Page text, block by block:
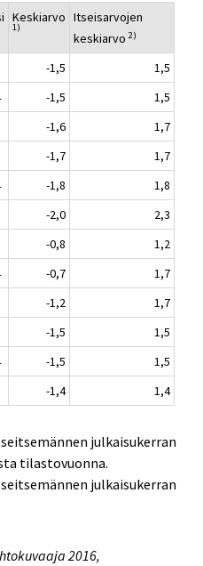
Keskiarvo
1)
Itseisarvojen
keskiarvo 2)
-1,5
1,5
-1,5
1,5
-1,6
1,7
-1,7
1,7
-1,8
1,8
-2,0
2,3
-0,8
1,2
-0,7
1,7
-1,2
1,7
-1,5
1,5
-1,5
1,5
-1,4 1,4
julkaisukerran
tilastovuonna.
julkaisukerran
2016,